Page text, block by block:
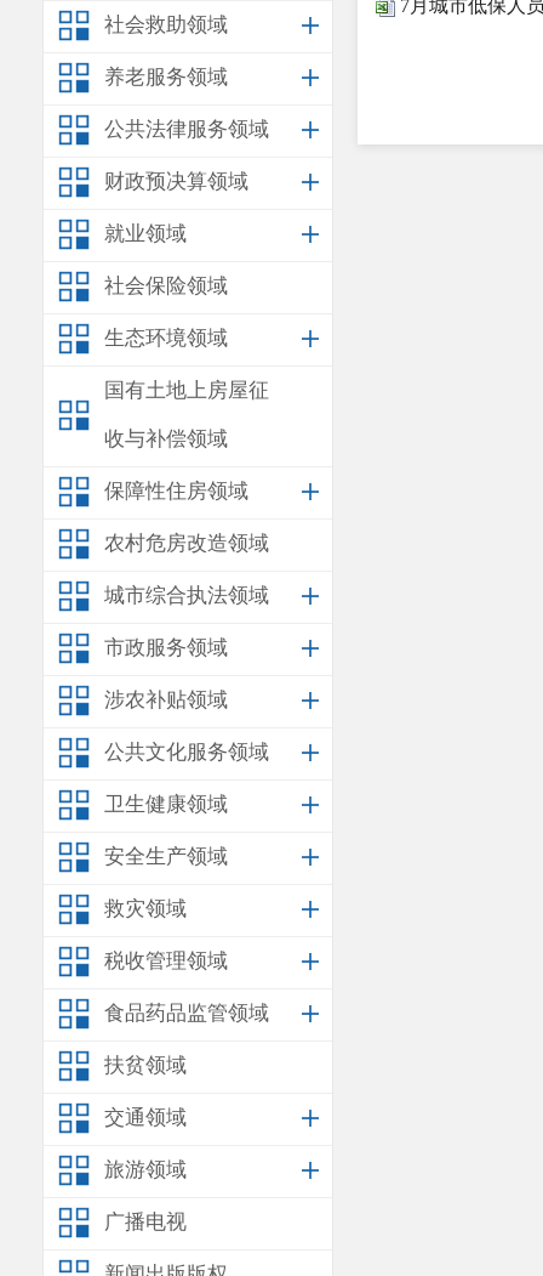
社会救助领域
养老服务领域
公共法律服务领域
财政预决算领域
就业领域
社会保险领域
生态环境领域
国有土地上房屋征
收与补偿领域
保障性住房领域
农村危房改造领域
城市综合执法领域
市政服务领域
涉农补贴领域
公共文化服务领域
卫生健康领域
安全生产领域
救灾领域
税收管理领域
食品药品监管领域
扶贫领域
交通领域
旅游领域
广播电视
7月城市低保人